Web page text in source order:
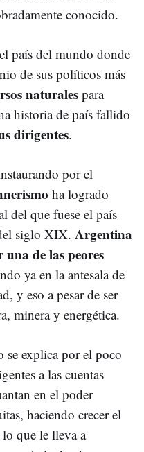
conocido.
país del mundo donde
de sus políticos más
naturalespara
historia de país fallido
dirigentes.
por el
ha logrado
del que fuese el país
siglo XIX. Argentina
una de las peores
ya en la antesala de
y eso a pesar de ser
minera y energética.
se explica por el poco
a las cuentas
en el poder
haciendo crecer el
que le lleva a